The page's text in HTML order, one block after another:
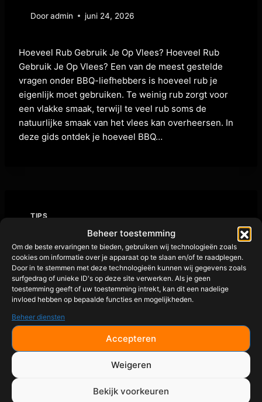
Beheer toestemming
Om de beste ervaringen te bieden, gebruiken wij technologieën zoals
cookies om informatie over je apparaat op te slaan en/of te raadplegen.
Door in te stemmen met deze technologieën kunnen wij gegevens zoals
surfgedrag of unieke ID's op deze site verwerken. Als je geen
toestemming geeft of uw toestemming intrekt, kan dit een nadelige
invloed hebben op bepaalde functies en mogelijkheden.
Beheer diensten
Accepteren
Weigeren
Bekijk voorkeuren
Dooradmin juni 24, 2026
Hoeveel Rub Gebruik Je Op Vlees? Hoeveel Rub
Gebruik Je Op Vlees? Een van de meest gestelde
vragen onder BBQ-liefhebbers is hoeveel rub je
eigenlijk moet gebruiken. Te weinig rub zorgt voor
een vlakke smaak, terwijl te veel rub soms de
natuurlijke smaak van het vlees kan overheersen. In
deze gids ontdek je hoeveel BBQ…
TIPS
Kerntemperaturen
Kip
Door admin juni 24, 2026
Kerntemperaturen Kip Kerntemperaturen Kip BBQ Kip
is een van de populairste vleessoorten op de
barbecue. Van hele kip en drumsticks tot chicken
wings en pulled chicken: de juiste kerntemperatuur
In deze gids ontdek je de ideale kerntemperaturen